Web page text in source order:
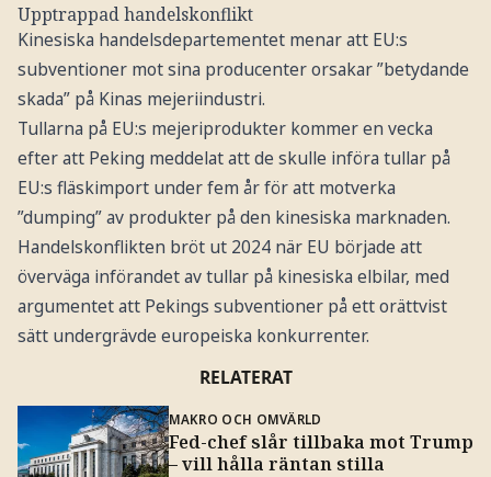
Upptrappad handelskonflikt
Kinesiska handelsdepartementet menar att EU:s
subventioner mot sina producenter orsakar ”betydande
skada” på Kinas mejeriindustri.
Tullarna på EU:s mejeriprodukter kommer en vecka
efter att Peking meddelat att de skulle införa tullar på
EU:s fläskimport under fem år för att motverka
”dumping” av produkter på den kinesiska marknaden.
Handelskonflikten bröt ut 2024 när EU började att
överväga införandet av tullar på kinesiska elbilar, med
argumentet att Pekings subventioner på ett orättvist
sätt undergrävde europeiska konkurrenter.
RELATERAT
MAKRO OCH OMVÄRLD
Fed-chef slår tillbaka mot Trump
– vill hålla räntan stilla